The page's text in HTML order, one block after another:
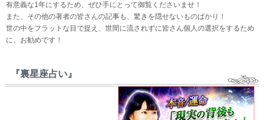
有意義な1年にするため、ぜひ手にとって御覧くださいませ！
また、その他の著者の皆さんの記事も、驚きを隠せないものばかり！
世の中をフラットな目で捉え、世間に流されずに皆さん個人の選択をするため
に、お勧めです！
『裏星座占い』